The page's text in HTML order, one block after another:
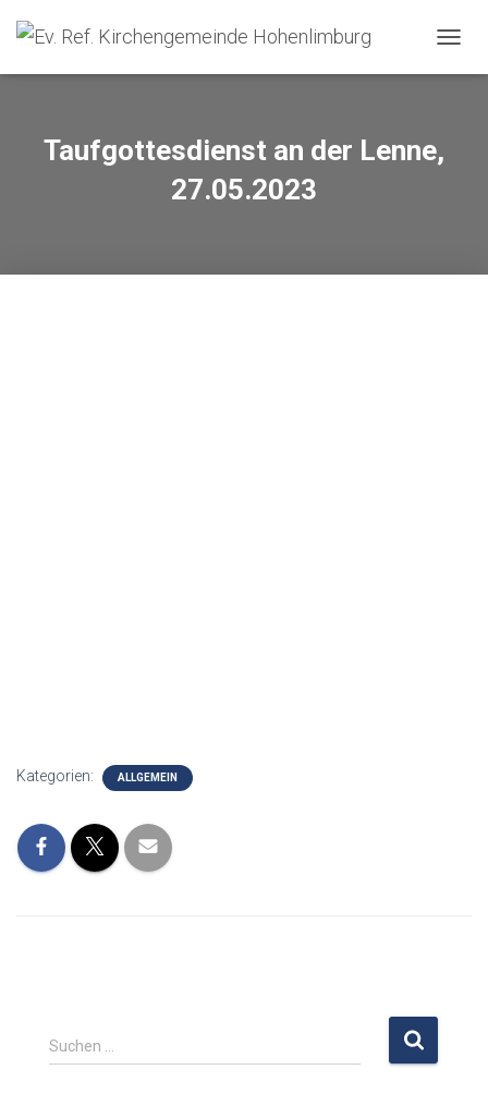
Taufgottesdienst an der Lenne,
27.05.2023
Kategorien: ALLGEMEIN
S
u
Suchen …